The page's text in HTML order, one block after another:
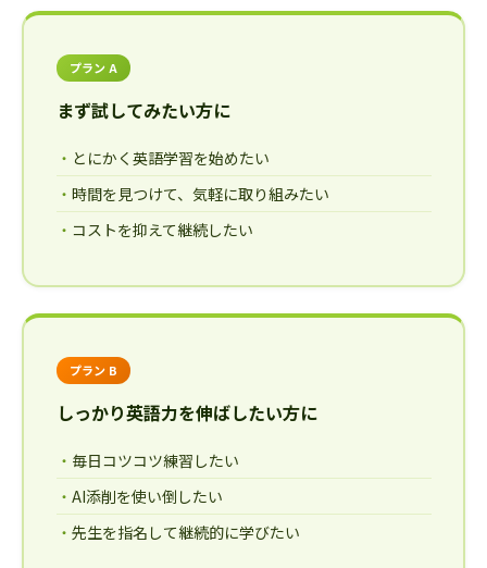
プラン A
まず試してみたい方に
とにかく英語学習を始めたい
時間を見つけて、気軽に取り組みたい
コストを抑えて継続したい
プラン B
しっかり英語力を伸ばしたい方に
毎日コツコツ練習したい
AI添削を使い倒したい
先生を指名して継続的に学びたい